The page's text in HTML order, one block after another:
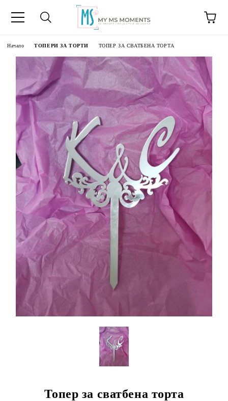
Начало ТОПЕРИ ЗА ТОРТИ ТОПЕР ЗА СВАТБЕНА ТОРТА
Топер за сватбена торта